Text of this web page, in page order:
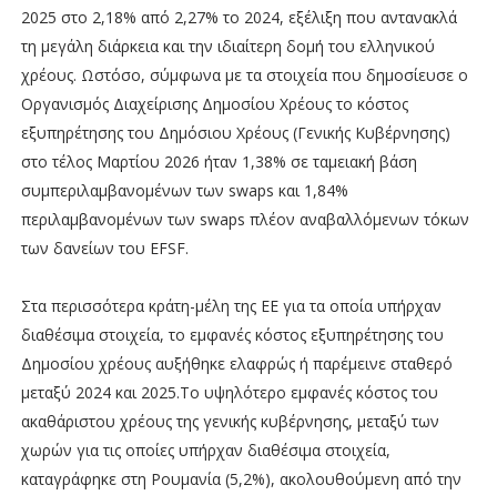
2025 στο 2,18% από 2,27% το 2024, εξέλιξη που αντανακλά
τη μεγάλη διάρκεια και την ιδιαίτερη δομή του ελληνικού
χρέους. Ωστόσο, σύμφωνα με τα στοιχεία που δημοσίευσε ο
Οργανισμός Διαχείρισης Δημοσίου Χρέους το κόστος
εξυπηρέτησης του Δημόσιου Χρέους (Γενικής Κυβέρνησης)
στο τέλος Μαρτίου 2026 ήταν 1,38% σε ταμειακή βάση
συμπεριλαμβανομένων των swaps και 1,84%
περιλαμβανομένων των swaps πλέον αναβαλλόμενων τόκων
των δανείων του EFSF.
Στα περισσότερα κράτη-μέλη της ΕΕ για τα οποία υπήρχαν
διαθέσιμα στοιχεία, το εμφανές κόστος εξυπηρέτησης του
Δημοσίου χρέους αυξήθηκε ελαφρώς ή παρέμεινε σταθερό
μεταξύ 2024 και 2025.Το υψηλότερο εμφανές κόστος του
ακαθάριστου χρέους της γενικής κυβέρνησης, μεταξύ των
χωρών για τις οποίες υπήρχαν διαθέσιμα στοιχεία,
καταγράφηκε στη Ρουμανία (5,2%), ακολουθούμενη από την